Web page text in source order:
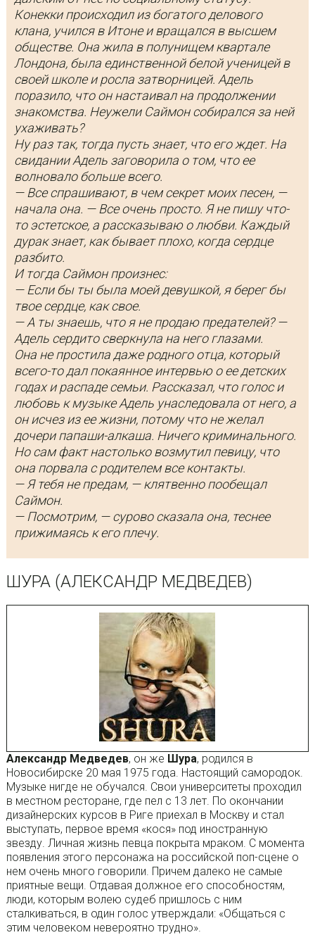
Конекки происходил из богатого делового
клана, учился в Итоне и вращался в высшем
обществе. Она жила в полунищем квартале
Лондона, была единственной белой ученицей в
своей школе и росла затворницей. Адель
поразило, что он настаивал на продолжении
знакомства. Неужели Саймон собирался за ней
ухаживать?
Ну раз так, тогда пусть знает, что его ждет. На
свидании Адель заговорила о том, что ее
волновало больше всего.
— Все спрашивают, в чем секрет моих песен, —
начала она. — Все очень просто. Я не пишу что-
то эстетское, а рассказываю о любви. Каждый
дурак знает, как бывает плохо, когда сердце
разбито.
И тогда Саймон произнес:
— Если бы ты была моей девушкой, я берег бы
твое сердце, как свое.
— А ты знаешь, что я не продаю предателей? —
Адель сердито сверкнула на него глазами.
Она не простила даже родного отца, который
всего-то дал покаянное интервью о ее детских
годах и распаде семьи. Рассказал, что голос и
любовь к музыке Адель унаследовала от него, а
он исчез из ее жизни, потому что не желал
дочери папаши-алкаша. Ничего криминального.
Но сам факт настолько возмутил певицу, что
она порвала с родителем все контакты.
— Я тебя не предам, — клятвенно пообещал
Саймон.
— Посмотрим, — сурово сказала она, теснее
прижимаясь к его плечу.
ШУРА (АЛЕКСАНДР МЕДВЕДЕВ)
Александр Медведев, он же Шура, родился в
Новосибирске 20 мая 1975 года. Настоящий самородок.
Музыке нигде не обучался. Свои университеты проходил
в местном ресторане, где пел с 13 лет. По окончании
дизайнерских курсов в Риге приехал в Москву и стал
выступать, первое время «кося» под иностранную
звезду. Личная жизнь певца покрыта мраком. С момента
появления этого персонажа на российской поп-сцене о
нем очень много говорили. Причем далеко не самые
приятные вещи. Отдавая должное его способностям,
люди, которым волею судеб пришлось с ним
сталкиваться, в один голос утверждали: «Общаться с
этим человеком невероятно трудно».